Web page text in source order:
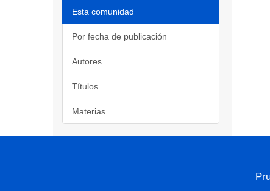
Esta comunidad
Por fecha de publicación
Autores
Títulos
Materias